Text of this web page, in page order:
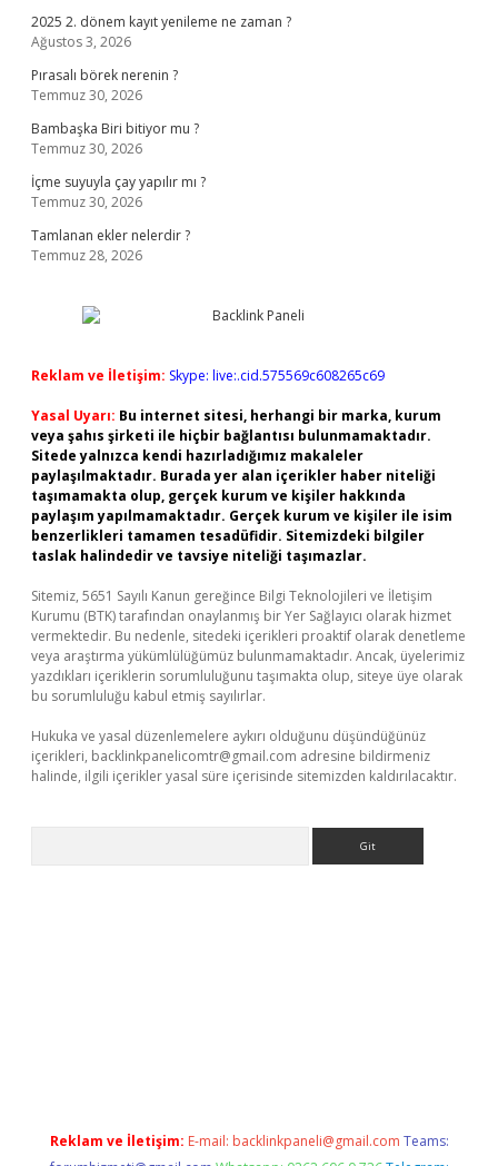
2025 2. dönem kayıt yenileme ne zaman ?
Ağustos 3, 2026
Pırasalı börek nerenin ?
Temmuz 30, 2026
Bambaşka Biri bitiyor mu ?
Temmuz 30, 2026
İçme suyuyla çay yapılır mı ?
Temmuz 30, 2026
Tamlanan ekler nelerdir ?
Temmuz 28, 2026
Reklam ve İletişim: Skype: live:.cid.575569c608265c69
Yasal Uyarı: Bu internet sitesi, herhangi bir marka, kurum
veya şahıs şirketi ile hiçbir bağlantısı bulunmamaktadır.
Sitede yalnızca kendi hazırladığımız makaleler
paylaşılmaktadır. Burada yer alan içerikler haber niteliği
taşımamakta olup, gerçek kurum ve kişiler hakkında
paylaşım yapılmamaktadır. Gerçek kurum ve kişiler ile isim
benzerlikleri tamamen tesadüfidir. Sitemizdeki bilgiler
taslak halindedir ve tavsiye niteliği taşımazlar.
Sitemiz, 5651 Sayılı Kanun gereğince Bilgi Teknolojileri ve İletişim
Kurumu (BTK) tarafından onaylanmış bir Yer Sağlayıcı olarak hizmet
vermektedir. Bu nedenle, sitedeki içerikleri proaktif olarak denetleme
veya araştırma yükümlülüğümüz bulunmamaktadır. Ancak, üyelerimiz
yazdıkları içeriklerin sorumluluğunu taşımakta olup, siteye üye olarak
bu sorumluluğu kabul etmiş sayılırlar.
Hukuka ve yasal düzenlemelere aykırı olduğunu düşündüğünüz
içerikleri, backlinkpanelicomtr@gmail.com adresine bildirmeniz
halinde, ilgili içerikler yasal süre içerisinde sitemizden kaldırılacaktır.
Reklam ve İletişim: E-mail: backlinkpaneli@gmail.com Teams: